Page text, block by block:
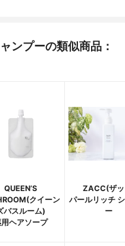
ンプーの類似商品：
QUEEN’S
クイーン
バスルーム)
ヘアソープ
ZACC(ザ
パールリッチ
ー